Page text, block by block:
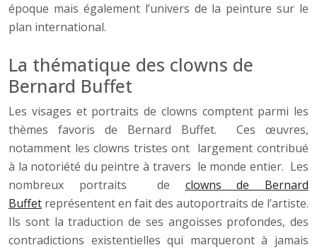
époque mais également l’univers de la peinture sur le
plan international.
La thématique des clowns de
Bernard Buffet
Les visages et portraits de clowns comptent parmi les
thèmes favoris de Bernard Buffet. Ces œuvres,
notamment les clowns tristes ont largement contribué
à la notoriété du peintre à travers le monde entier. Les
nombreux portraits de clowns de Bernard
Buffet représentent en fait des autoportraits de l’artiste.
Ils sont la traduction de ses angoisses profondes, des
contradictions existentielles qui marqueront à jamais